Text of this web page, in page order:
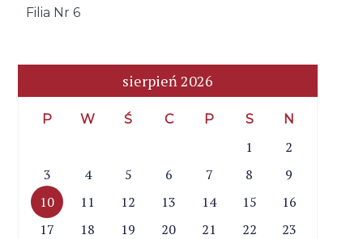
Filia Nr 6
sierpień 2026
P W Ś C P S N
1
2
3
4 5 6 7 8
9
10
11 12 13 14 15
16
17
18 19 20 21 22
23